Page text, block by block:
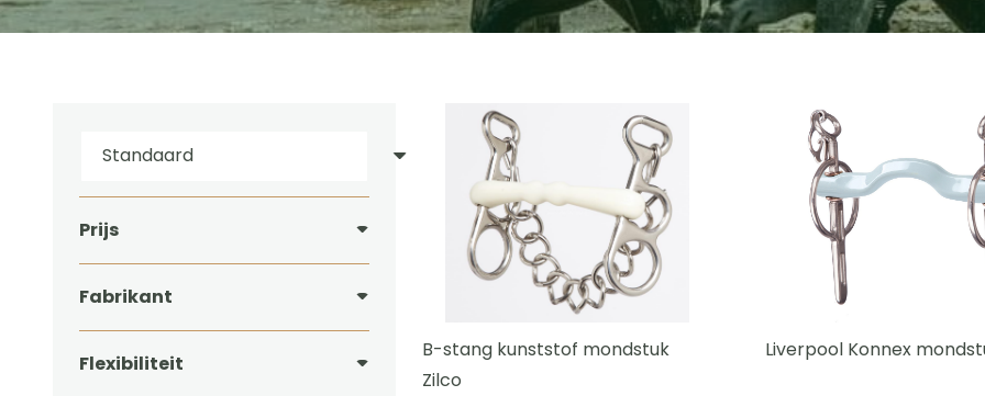
Prijs
Fabrikant
Flexibiliteit
B-stang kunststof mondstuk
Zilco
Liverpool Konnex